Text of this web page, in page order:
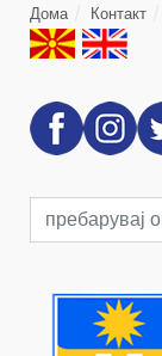
Дома Контакт